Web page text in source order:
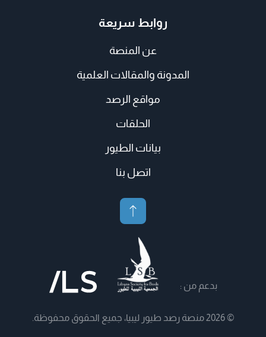
روابط سريعة
عن المنصة
المدونة والمقالات العلمية
مواقع الرصد
الحلقات
بيانات الطيور
اتصل بنا
بدعم من :
© 2026 منصة رصد طيور ليبيا، جميع الحقوق محفوظة.